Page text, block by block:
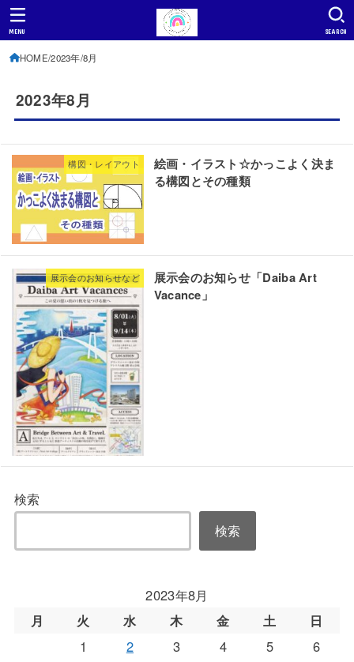
SEARCH
MENU
HOME 2023年 8月
2023年8月
構図・レイアウト
絵画・イラスト☆かっこよく決ま
る構図とその種類
展示会のお知らせなど
展示会のお知らせ「Daiba Art
Vacance」
検索
検索
2023年8月
月
火 水 木 金 土
日
1
2 3 4 5
6